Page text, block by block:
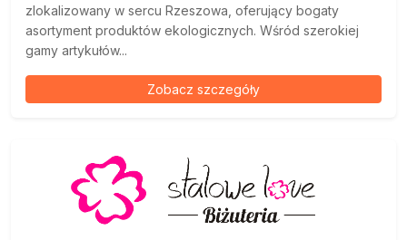
zlokalizowany w sercu Rzeszowa, oferujący bogaty
asortyment produktów ekologicznych. Wśród szerokiej
gamy artykułów...
Zobacz szczegóły